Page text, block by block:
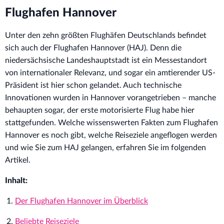
Flughafen Hannover
Unter den zehn größten Flughäfen Deutschlands befindet
sich auch der Flughafen Hannover (HAJ). Denn die
niedersächsische Landeshauptstadt ist ein Messestandort
von internationaler Relevanz, und sogar ein amtierender US-
Präsident ist hier schon gelandet. Auch technische
Innovationen wurden in Hannover vorangetrieben – manche
behaupten sogar, der erste motorisierte Flug habe hier
stattgefunden. Welche wissenswerten Fakten zum Flughafen
Hannover es noch gibt, welche Reiseziele angeflogen werden
und wie Sie zum HAJ gelangen, erfahren Sie im folgenden
Artikel.
Inhalt:
Der Flughafen Hannover im Überblick
Beliebte Reiseziele